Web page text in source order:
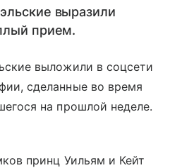
выразили
прием.
выложили в соцсети
сделанные во время
на прошлой неделе.
принц Уильям и Кейт